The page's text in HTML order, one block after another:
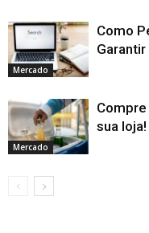
Mercado
Como
Mercado
sua loja!